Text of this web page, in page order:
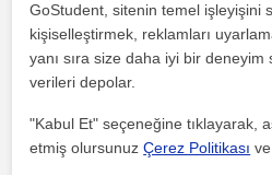
Biyoloji
İstanbul
Derslerimi öğrencinin seviyesine ve
Konu anlatımını soru çözümü ve
GoStudent, sitenin temel işleyişini
kişiselleştirmek, reklamları
yanı sıra size daha iyi bir
verileri depolar.
"Kabul Et" seçeneğine tıklayarak,
etmiş olursunuzÇerez Politikası